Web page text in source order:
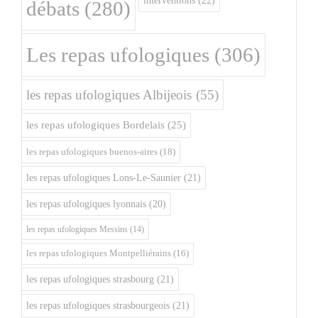
débats (280)
Les repas ufologiques (306)
les repas ufologiques Albijeois (55)
les repas ufologiques Bordelais (25)
les repas ufologiques buenos-aires (18)
les repas ufologiques Lons-Le-Saunier (21)
les repas ufologiques lyonnais (20)
les repas ufologiques Messins (14)
les repas ufologiques Montpelliérains (16)
les repas ufologiques strasbourg (21)
les repas ufologiques strasbourgeois (21)